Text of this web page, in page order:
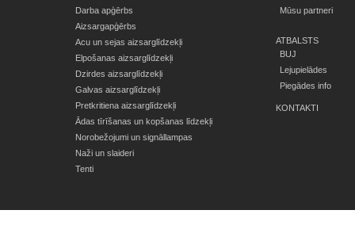
Darba apģērbs
Aizsargapģērbs
Acu un sejas aizsarglīdzekļi
Elpošanas aizsarglīdzekļi
Dzirdes aizsarglīdzekļi
Galvas aizsarglīdzekļi
Pretkritiena aizsarglīdzekļi
Ādas tīrīšanas un kopšanas līdzekļi
Norobežojumi un signāllampas
Naži un slaideri
Tenti
Mūsu partneri
ATBALSTS
BUJ
Lejupielādes
Piegādes info
KONTAKTI